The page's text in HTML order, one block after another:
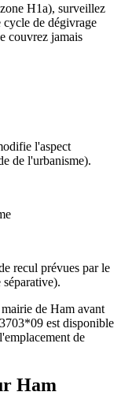
H1a), surveillez
de dégivrage
couvrez jamais
l'aspect
de l'urbanisme).
recul prévues par le
de Ham avant
est disponible
de
Ham